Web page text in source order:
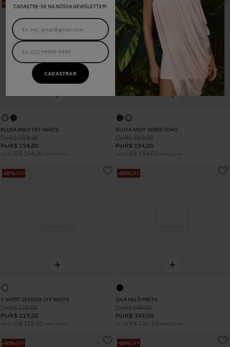
CADASTRE-SE NA NOSSA NEWSLETTER!
CADASTRAR
-50%
BLUSA ANDY OFF WHITE
DeR$ 388,00
PorR$ 194,00
ou 1 x R$ 194,00 sem juros
- 50%
BLUSA ANDY VERDE SOHO
DeR$ 388,00
PorR$ 194,00
ou 1 x R$ 194,00 sem juros
-50%OFF
T-SHIRT JESSICA OFF WHITE
DeR$ 238,00
PorR$ 119,00
ou 1 x R$ 119,00 sem juros
-50%OFF
SAIA HELÔ PRETO
DeR$ 698,00
PorR$ 349,00
ou 3 x R$ 116, 33 sem juros
-50%OFF -50%OFF